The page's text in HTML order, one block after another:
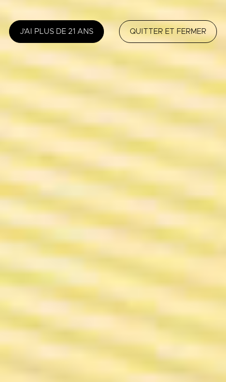
J'AI PLUS DE 21 ANS QUITTER ET FERMER